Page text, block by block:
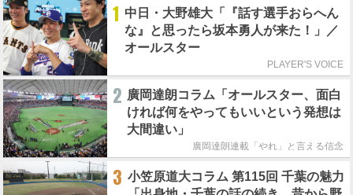
1 中日・大野雄大「『話す選手おらへん
な』と思ったら坂本勇人が来た！」／
オールスター
PLAYER'S VOICE
2 廣岡達朗コラム「オールスター、面白
ければ何をやってもいいという発想は
大間違い」
廣岡達朗連載「やれ」と言える信念
3 小笠原道大コラム 第115回 千葉の魅力